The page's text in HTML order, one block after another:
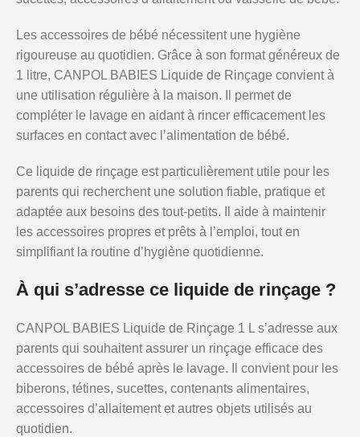
Les accessoires de bébé nécessitent une hygiène
rigoureuse au quotidien. Grâce à son format généreux de
1 litre, CANPOL BABIES Liquide de Rinçage convient à
une utilisation régulière à la maison. Il permet de
compléter le lavage en aidant à rincer efficacement les
surfaces en contact avec l’alimentation de bébé.
Ce liquide de rinçage est particulièrement utile pour les
parents qui recherchent une solution fiable, pratique et
adaptée aux besoins des tout-petits. Il aide à maintenir
les accessoires propres et prêts à l’emploi, tout en
simplifiant la routine d’hygiène quotidienne.
À qui s’adresse ce liquide de rinçage ?
CANPOL BABIES Liquide de Rinçage 1 L s’adresse aux
parents qui souhaitent assurer un rinçage efficace des
accessoires de bébé après le lavage. Il convient pour les
biberons, tétines, sucettes, contenants alimentaires,
accessoires d’allaitement et autres objets utilisés au
quotidien.